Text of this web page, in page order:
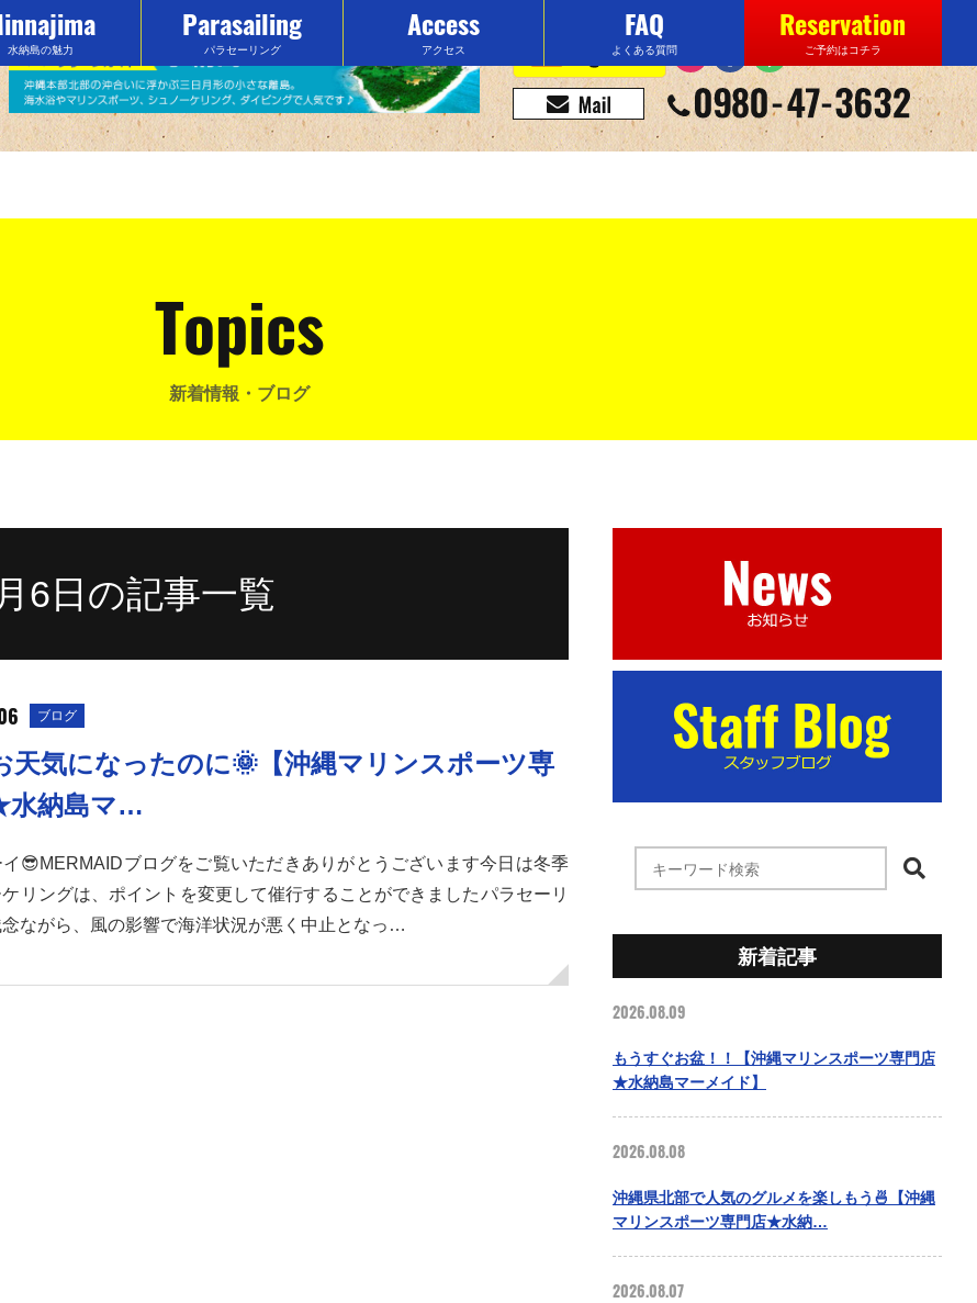
水納島の魅力
Parasailing
パラセーリング
Access
アクセス
FAQ
よくある質問
Reservation
ご予約はコチラ
Topics
新着情報・ブログ
6日の記事一覧
ブログ
天気になったのに🌞【沖縄マリンスポーツ専
水納島マ…
😎MERMAIDブログをご覧いただきありがとうございます今日は冬季
リングは、ポイントを変更して催行することができましたパラセーリ
念ながら、風の影響で海洋状況が悪く中止となっ…
新着記事
2026.08.09
もうすぐお盆！！【沖縄マリンスポーツ専門店
★水納島マーメイド】
2026.08.08
沖縄県北部で人気のグルメを楽しもう🍜【沖縄
マリンスポーツ専門店★水納…
2026.08.07